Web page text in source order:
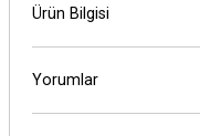
Ürün Bilgisi
Yorumlar